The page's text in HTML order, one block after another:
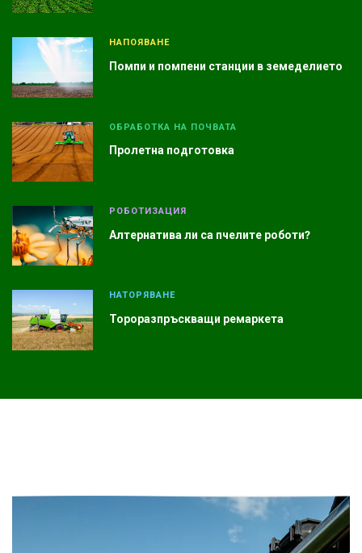
НАПОЯВАНЕ
Помпи и помпени станции в земеделието
ОБРАБОТКА НА ПОЧВАТА
Пролетна подготовка
РОБОТИЗАЦИЯ
Алтернатива ли са пчелите роботи?
НАТОРЯВАНЕ
Тороразпръскващи ремаркета